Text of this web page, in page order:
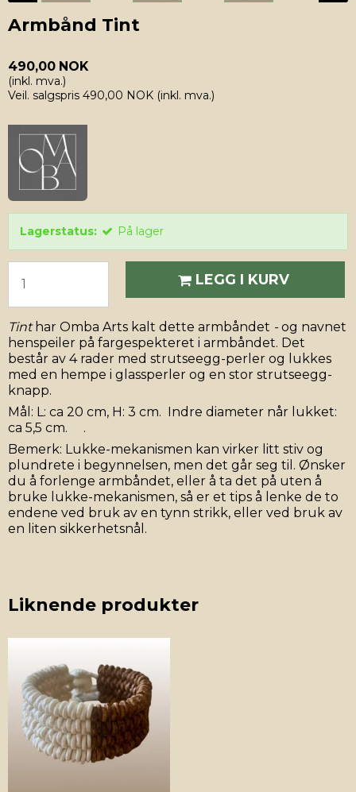
Armbånd Tint
490,00 NOK
(inkl. mva.)
Veil. salgspris 490,00 NOK (inkl. mva.)
Lagerstatus: På lager
LEGG I KURV
Tinthar Omba Arts kalt dette armbåndet -og navnet
henspeiler på fargespekteret i armbåndet. Det
består av 4 rader med strutseegg-perler og lukkes
med en hempe i glassperler og en stor strutseegg-
knapp.
Mål: L: ca 20 cm, H: 3 cm. Indre diameter når lukket:
ca 5,5 cm. .
Bemerk: Lukke-mekanismen kan virker litt stiv og
plundrete i begynnelsen, men det går seg til. Ønsker
du å forlenge armbåndet, eller å ta det på uten å
bruke lukke-mekanismen, så er et tips å lenke de to
endene ved bruk av en tynn strikk, eller ved bruk av
en liten sikkerhetsnål.
Liknende produkter